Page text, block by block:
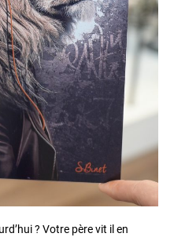
? Votre père vit il en